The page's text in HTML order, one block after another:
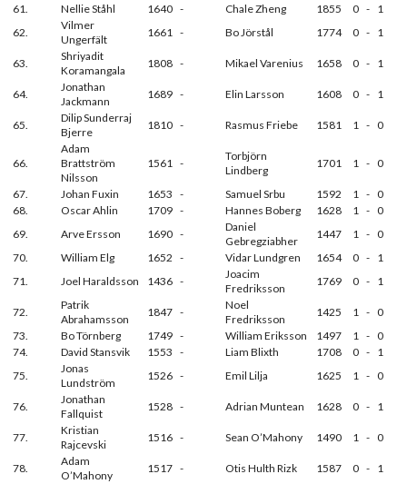
61.
Nellie Ståhl 1640 - Chale Zheng 1855 0 - 1
62.
Vilmer
Ungerfält
1661 - Bo Jörstål 1774 0 - 1
63.
Shriyadit
Koramangala
1808 - Mikael Varenius 1658 0 - 1
64.
Jonathan
Jackmann
1689 - Elin Larsson 1608 0 - 1
65.
Dilip Sunderraj
Bjerre
1810 - Rasmus Friebe 1581 1 - 0
66.
Adam
Brattström
Nilsson
1561 -
Torbjörn
Lindberg
1701 1 - 0
67. Johan Fuxin 1653 - Samuel Srbu 1592 1 - 0
68.
Oscar Ahlin 1709 - Hannes Boberg 1628 1 - 0
69.
Arve Ersson 1690 -
Daniel
Gebregziabher
1447 1 - 0
70.
William Elg 1652 - Vidar Lundgren 1654 0 - 1
71.
Joel Haraldsson 1436 -
Joacim
Fredriksson
1769 0 - 1
72.
Patrik
Abrahamsson
1847 -
Noel
Fredriksson
1425 1 - 0
73.
Bo Törnberg 1749 - William Eriksson 1497 1 - 0
74.
David Stansvik 1553 - Liam Blixth 1708 0 - 1
75.
Jonas
Lundström
1526 - Emil Lilja 1625 1 - 0
76.
Jonathan
Fallquist
1528 - Adrian Muntean 1628 0 - 1
77.
Kristian
Rajcevski
1516 - Sean O’Mahony 1490 1 - 0
78.
Adam
O’Mahony
1517 - Otis Hulth Rizk 1587 0 - 1